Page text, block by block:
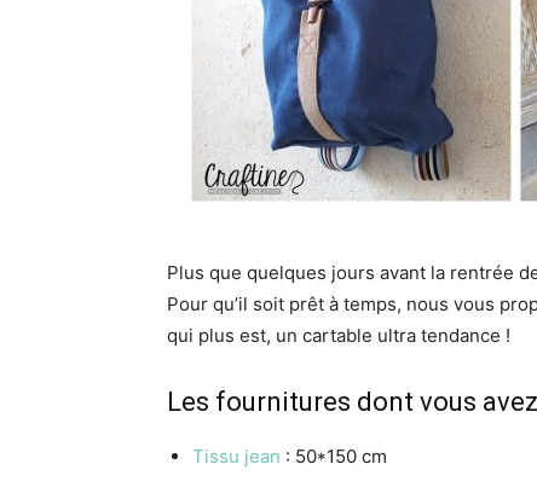
Plus que quelques jours avant la rentrée
Pour qu’il soit prêt à temps, nous vous
qui plus est, un cartable ultra tendance !
Les fournitures dont vous
Tissu jean : 50*150 cm